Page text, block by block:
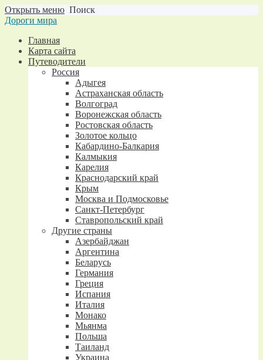
Открыть меню Поиск
Дороги мира
Главная
Карта сайта
Путеводители
Россия
Адыгея
Астраханская область
Волгоград
Воронежская область
Ростовская область
Золотое кольцо
Кабардино-Балкария
Калмыкия
Карелия
Краснодарский край
Крым
Москва и Подмосковье
Санкт-Петербург
Ставропольский край
Другие страны
Азербайджан
Аргентина
Беларусь
Германия
Греция
Испания
Италия
Монако
Мьянма
Польша
Таиланд
Украина